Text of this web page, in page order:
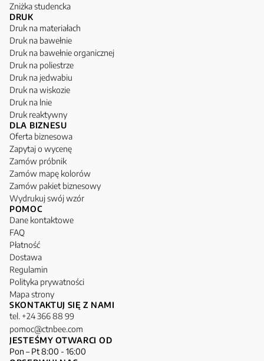
Zniżka studencka
DRUK
Druk na materiałach
Druk na bawełnie
Druk na bawełnie organicznej
Druk na poliestrze
Druk na jedwabiu
Druk na wiskozie
Druk na lnie
Druk reaktywny
DLA BIZNESU
Oferta biznesowa
Zapytaj o wycenę
Zamów próbnik
Zamów mapę kolorów
Zamów pakiet biznesowy
Wydrukuj swój wzór
POMOC
Dane kontaktowe
FAQ
Płatność
Dostawa
Regulamin
Polityka prywatności
Mapa strony
SKONTAKTUJ SIĘ Z NAMI
tel. +24 366 88 99
pomoc@ctnbee.com
JESTEŚMY OTWARCI OD
Pon – Pt 8:00 - 16:00